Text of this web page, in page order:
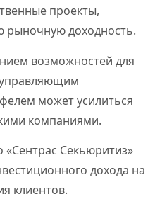
проекты,
рыночную доходность.
возможностей для
может усилиться
компаниями.
Секьюритиз»
дохода на
клиентов.